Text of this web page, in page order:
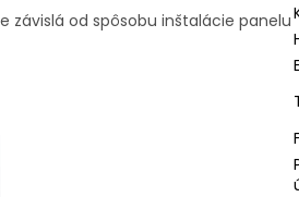
závislá od spôsobu inštalácie panelu